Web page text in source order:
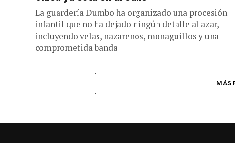
La guardería Dumbo ha organizado una procesión
infantil que no ha dejado ningún detalle al azar,
incluyendo velas, nazarenos, monaguillos y una
comprometida banda
MÁS